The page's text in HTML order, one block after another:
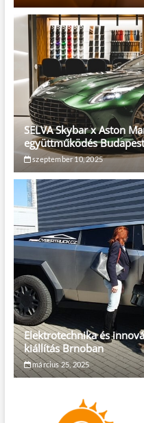
SELVA Skybar x Aston
együttműködés
szeptember 10, 2025
Elektrotechnika és
kiállítás Brnoban
március 25, 2025